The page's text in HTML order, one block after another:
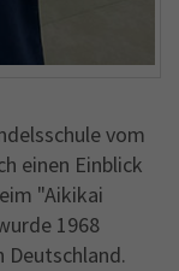
vom
einen Einblick
"Aikikai
1968
Deutschland.